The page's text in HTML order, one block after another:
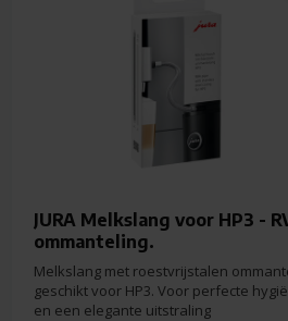
JURA Melkslang voor HP3 -
ommanteling.
Melkslang met roestvrijstalen
geschikt voor HP3. Voor perfecte
en een elegante uitstraling